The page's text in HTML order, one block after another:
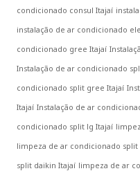
condicionado consul Itajaí
instalação de ar condicionado
condicionado gree Itajaí
Instalação de ar condicionado
condicionado split gree Itajaí
Itajaí Instalação de ar
condicionado split lg Itajaí
limpeza de ar condicionado split
split daikin Itajaí limpeza de ar